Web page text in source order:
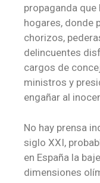
propaganda
hogares, donde
chorizos,
delincuentes
cargos de
ministros y
engañar al
No hay prensa
siglo XXI,
en España la
dimensiones